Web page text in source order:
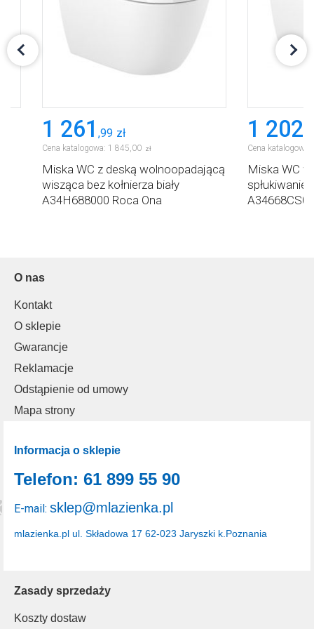
1 261 ,99 zł
Cena katalogowa: 1 845,00 zł
Miska WC z deską wolnoopadającą
wisząca bez kołnierza biały
A34H688000 Roca Ona
1 202
Cena katalogowa:
Miska WC
O nas
Kontakt
O sklepie
Gwarancje
Reklamacje
Odstąpienie od umowy
Mapa strony
Zasady sprzedaży
Koszty dostaw
Informacja o sklepie
mlazienka.pl ul. Składowa 17 62-023 Jaryszki k.Poznania
Telefon: 61 899 55 90
E-mail: sklep@mlazienka.pl